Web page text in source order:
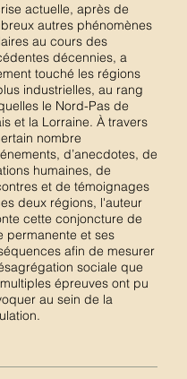
actuelle, après de
autres phénomènes
au cours des
décennies, a
touché les régions
industrielles, au rang
le Nord-Pas de
et la Lorraine. À travers
nombre
d’anecdotes, de
humaines, de
et de témoignages
deux régions, l'auteur
cette conjoncture de
permanente et ses
afin de mesurer
sociale que
épreuves ont pu
au sein de la